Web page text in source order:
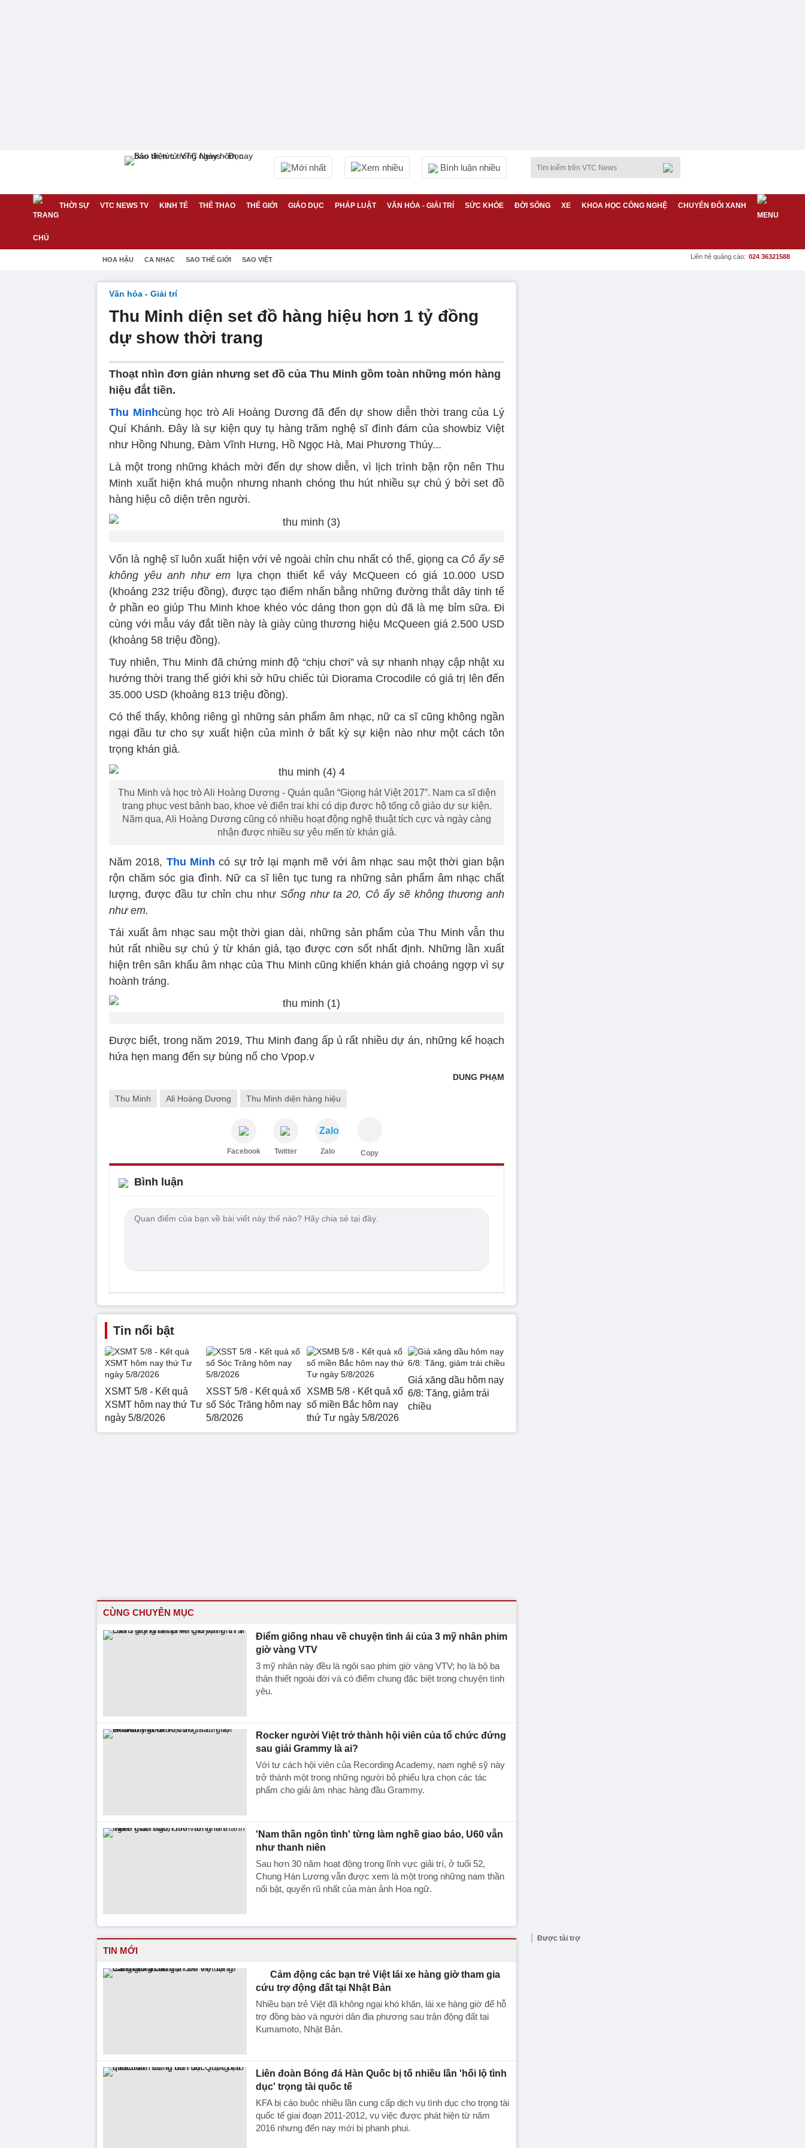
Mới nhất Xem nhiều Bình luận nhiều
THỜI SỰ VTC NEWS TV KINH TẾ THỂ THAO THẾ GIỚI GIÁO DỤC PHÁP LUẬT VĂN HÓA - GIẢI TRÍ SỨC KHỎE ĐỜI SỐNG XE KHOA HỌC CÔNG NGHỆ CHUYỂN ĐỔI XANH
HOA HẬU CA NHẠC SAO THẾ GIỚI SAO VIỆT Liên hệ quảng cáo: 024 36321588
Văn hóa - Giải trí
Thu Minh diện set đồ hàng hiệu hơn 1 tỷ đồng
dự show thời trang
Thoạt nhìn đơn giản nhưng set đồ của Thu Minh gồm toàn những món hàng
hiệu đắt tiền.
Thu Minhcùng học trò Ali Hoàng Dương đã đến dự show diễn thời trang của Lý
Quí Khánh. Đây là sự kiện quy tụ hàng trăm nghệ sĩ đình đám của showbiz Việt
như Hồng Nhung, Đàm Vĩnh Hưng, Hồ Ngọc Hà, Mai Phương Thúy...
Là một trong những khách mời đến dự show diễn, vì lịch trình bận rộn nên Thu
Minh xuất hiện khá muộn nhưng nhanh chóng thu hút nhiều sự chú ý bởi set đồ
hàng hiệu cô diện trên người.
Vốn là nghệ sĩ luôn xuất hiện với vẻ ngoài chỉn chu nhất có thể, giọng ca Cô ấy sẽ
không yêu anh như emlựa chọn thiết kế váy McQueen có giá 10.000 USD
(khoảng 232 triệu đồng), được tạo điểm nhấn bằng những đường thắt dây tinh tế
ở phần eo giúp Thu Minh khoe khéo vóc dáng thon gọn dù đã là mẹ bỉm sữa. Đi
cùng với mẫu váy đắt tiền này là giày cùng thương hiệu McQueen giá 2.500 USD
(khoảng 58 triệu đồng).
Tuy nhiên, Thu Minh đã chứng minh độ “chịu chơi” và sự nhanh nhạy cập nhật xu
hướng thời trang thế giới khi sở hữu chiếc túi Diorama Crocodile có giá trị lên đến
35.000 USD (khoảng 813 triệu đồng).
Có thể thấy, không riêng gì những sản phẩm âm nhạc, nữ ca sĩ cũng không ngần
ngại đầu tư cho sự xuất hiện của mình ở bất kỳ sự kiện nào như một cách tôn
trọng khán giả.
Thu Minh và học trò Ali Hoàng Dương - Quán quân “Giọng hát Việt 2017”. Nam ca sĩ diện
trang phục vest bảnh bao, khoe vẻ điển trai khi có dịp được hộ tống cô giáo dự sự kiện.
Năm qua, Ali Hoàng Dương cũng có nhiều hoạt động nghệ thuật tích cực và ngày càng
nhận được nhiều sự yêu mến từ khán giả.
Năm 2018, Thu Minh có sự trở lại mạnh mẽ với âm nhạc sau một thời gian bận
rộn chăm sóc gia đình. Nữ ca sĩ liên tục tung ra những sản phẩm âm nhạc chất
lượng, được đầu tư chỉn chu nhưSống như ta 20, Cô ấy sẽ không thương anh
như em.
Tái xuất âm nhạc sau một thời gian dài, những sản phẩm của Thu Minh vẫn thu
hút rất nhiều sự chú ý từ khán giả, tạo được cơn sốt nhất định. Những lần xuất
hiện trên sân khấu âm nhạc của Thu Minh cũng khiến khán giả choáng ngợp vì sự
hoành tráng.
Được biết, trong năm 2019, Thu Minh đang ấp ủ rất nhiều dự án, những kế hoạch
hứa hẹn mang đến sự bùng nổ cho Vpop.v
DUNG PHẠM
Thu Minh Ali Hoàng Dương Thu Minh diện hàng hiệu
Facebook Twitter
Zalo
Zalo Copy
Bình luận
Tin nổi bật
XSMT 5/8 - Kết quả
XSMT hôm nay thứ Tư
ngày 5/8/2026
XSST 5/8 - Kết quả xổ
số Sóc Trăng hôm nay
5/8/2026
XSMB 5/8 - Kết quả xổ
số miền Bắc hôm nay
thứ Tư ngày 5/8/2026
Giá xăng dầu hôm nay
6/8: Tăng, giảm trái
chiều
CÙNG CHUYÊN MỤC
Điểm giống nhau về chuyện tình ái của 3 mỹ nhân phim
giờ vàng VTV
3 mỹ nhân này đều là ngôi sao phim giờ vàng VTV; họ là bộ ba
thân thiết ngoài đời và có điểm chung đặc biệt trong chuyện tình
yêu.
Rocker người Việt trở thành hội viên của tổ chức đứng
sau giải Grammy là ai?
Với tư cách hội viên của Recording Academy, nam nghệ sỹ này
trở thành một trong những người bỏ phiếu lựa chọn các tác
phẩm cho giải âm nhạc hàng đầu Grammy.
'Nam thần ngôn tình' từng làm nghề giao báo, U60 vẫn
như thanh niên
Sau hơn 30 năm hoạt động trong lĩnh vực giải trí, ở tuổi 52,
Chung Hán Lương vẫn được xem là một trong những nam thần
nổi bật, quyến rũ nhất của màn ảnh Hoa ngữ.
TIN MỚI
Cảm động các bạn trẻ Việt lái xe hàng giờ tham gia
cứu trợ động đất tại Nhật Bản
Nhiều bạn trẻ Việt đã không ngại khó khăn, lái xe hàng giờ để hỗ
trợ đồng bào và người dân địa phương sau trận động đất tại
Kumamoto, Nhật Bản.
Liên đoàn Bóng đá Hàn Quốc bị tố nhiều lần 'hối lộ tình
dục' trọng tài quốc tế
KFA bị cáo buộc nhiều lần cung cấp dịch vụ tình dục cho trọng tài
quốc tế giai đoạn 2011-2012, vụ việc được phát hiện từ năm
2016 nhưng đến nay mới bị phanh phui.
Được tài trợ